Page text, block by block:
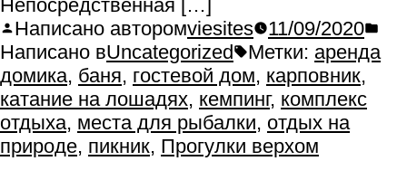
Непосредственная […]
Написано авторомviesites
11/09/2020
Написано вUncategorized Метки: аренда
домика, баня, гостевой дом, карповник,
катание на лошадях, кемпинг, комплекс
отдыха, места для рыбалки, отдых на
природе, пикник, Прогулки верхом